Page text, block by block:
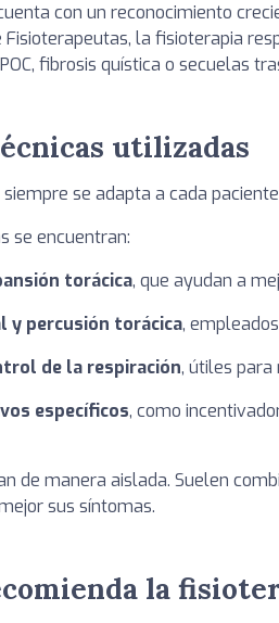
con un reconocimiento
Fisioterapeutas, la fisioterapia
fibrosis quística o secuelas
utilizadas
se adapta a cada
se encuentran:
torácica, que ayudan a
y percusión torácica,
de la respiración, útiles para
específicos, como
de manera aislada. Suelen
sus síntomas.
la